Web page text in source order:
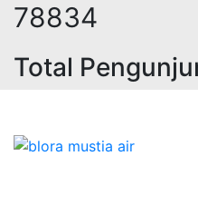
97457
Total